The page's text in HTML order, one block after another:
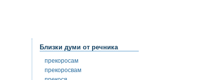
Близки думи от речника
прекоросам
прекоросвам